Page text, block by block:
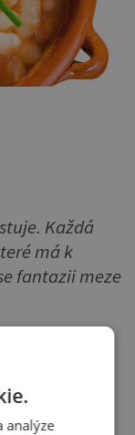
Každá
má k
fantazii meze
vývaru,
analýze